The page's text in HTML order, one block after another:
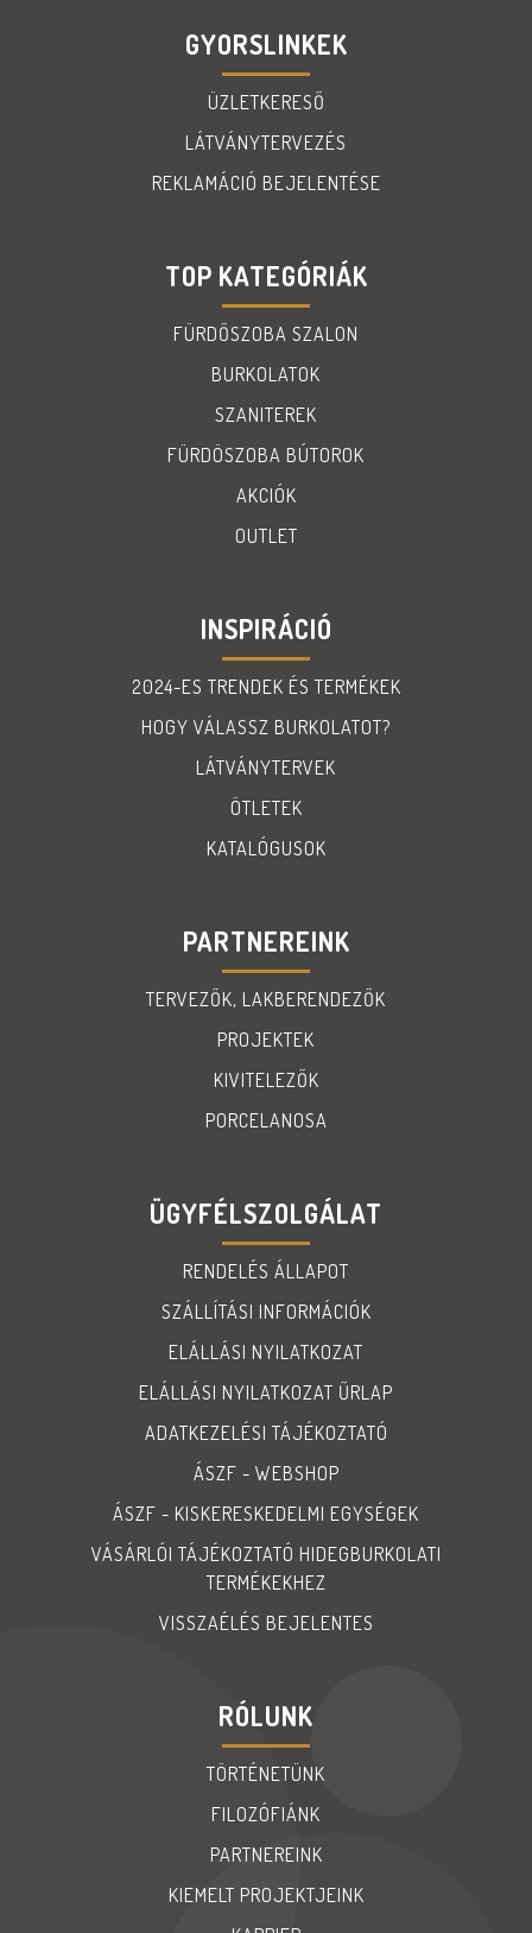
GYORSLINKEK
ÜZLETKERESŐ
LÁTVÁNYTERVEZÉS
REKLAMÁCIÓ BEJELENTÉSE
TOP KATEGÓRIÁK
FÜRDŐSZOBA SZALON
BURKOLATOK
SZANITEREK
FÜRDÖSZOBA BÚTOROK
AKCIÓK
OUTLET
INSPIRÁCIÓ
2024-ES TRENDEK ÉS TERMÉKEK
HOGY VÁLASSZ BURKOLATOT?
LÁTVÁNYTERVEK
ÖTLETEK
KATALÓGUSOK
PARTNEREINK
TERVEZŐK, LAKBERENDEZŐK
PROJEKTEK
KIVITELEZŐK
PORCELANOSA
ÜGYFÉLSZOLGÁLAT
RENDELÉS ÁLLAPOT
SZÁLLÍTÁSI INFORMÁCIÓK
ELÁLLÁSI NYILATKOZAT
ELÁLLÁSI NYILATKOZAT ŰRLAP
ADATKEZELÉSI TÁJÉKOZTATÓ
ÁSZF - WEBSHOP
ÁSZF - KISKERESKEDELMI EGYSÉGEK
VÁSÁRLÓI TÁJÉKOZTATÓ HIDEGBURKOLATI
TERMÉKEKHEZ
VISSZAÉLÉS BEJELENTES
RÓLUNK
TÖRTÉNETÜNK
FILOZÓFIÁNK
PARTNEREINK
KIEMELT PROJEKTJEINK